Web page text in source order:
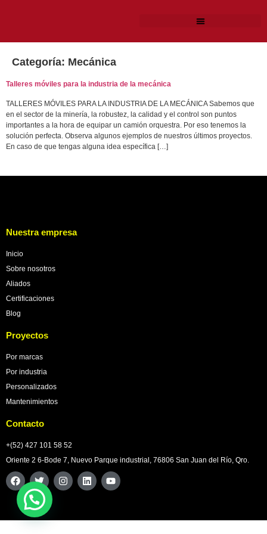
Categoría: Mecánica
Talleres móviles para la industria de la mecánica
TALLERES MÓVILES PARA LA INDUSTRIA DE LA MECÁNICA Sabemos que
en el sector de la minería, la robustez, la calidad y el control son puntos
importantes a la hora de equipar un camión orquestra. Por eso tenemos la
solución perfecta. Observa algunos ejemplos de nuestros últimos proyectos.
En caso de que tengas alguna idea específica […]
Nuestra empresa
Inicio
Sobre nosotros
Aliados
Certificaciones
Blog
Proyectos
Por marcas
Por industria
Personalizados
Mantenimientos
Contacto
+(52) 427 101 58 52
Oriente 2 6-Bode 7, Nuevo Parque industrial, 76806 San Juan del Río, Qro.